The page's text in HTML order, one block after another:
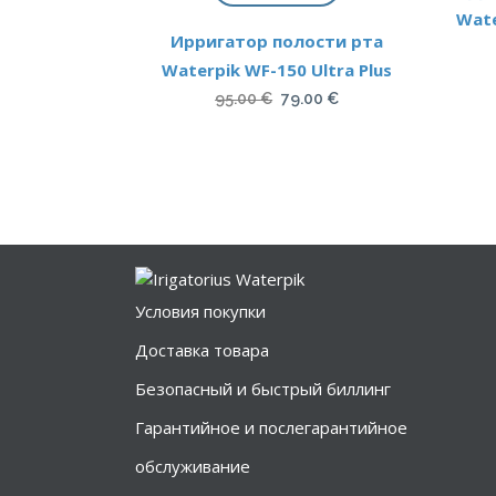
Ирригатор полости рта
Waterpik WF-150 Ultra Plus
95.00€ Первоначальная
79.00 €Текущая
Условия покупки
Доставка товара
Безопасный и быстрый биллинг
Гарантийное и послегарантийное
обслуживание